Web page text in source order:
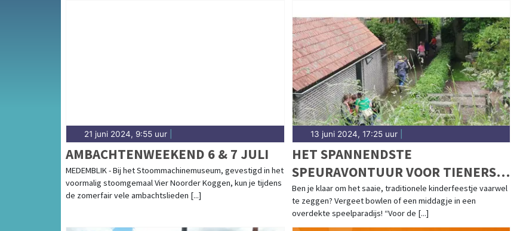
Van markten en culturele evenementen tot muziekfestivals en culinaire events - ontdek het
complete uitgaansaanbod op koggenlandsdagblad.nl.
21 juni 2024, 9:55 uur
AMBACHTENWEEKEND 6 & 7 JULI
MEDEMBLIK - Bij het Stoommachinemuseum, gevestigd in het
voormalig stoomgemaal Vier Noorder Koggen, kun je tijdens
de zomerfair vele ambachtslieden [...]
13 juni 2024, 17:25 uur|
HET SPANNENDSTE
SPEURAVONTUUR VOOR TIENERS &
PUBERS: THE HUNT!
Ben je klaar om het saaie, traditionele kinderfeestje vaarwel
te zeggen? Vergeet bowlen of een middagje in een
overdekte speelparadijs! “Voor de [...]